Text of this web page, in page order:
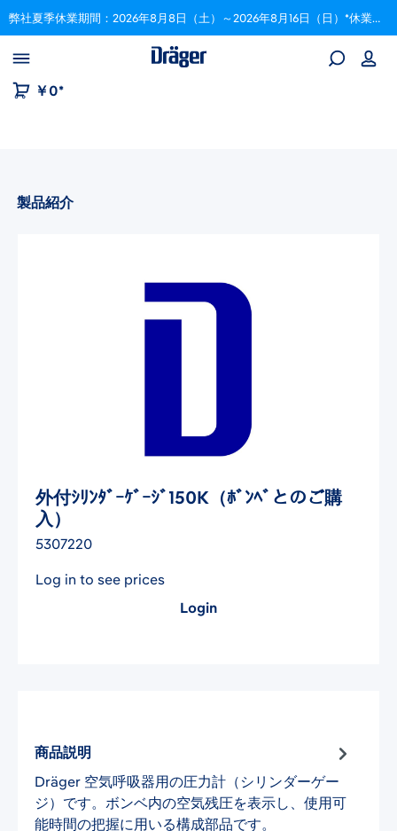
to B2B platform navigation 弊社夏季休業期間：2026年8月8日（土）～2026年8月16日（日）*休業期間中にいただいたご注文は、8月17日以降順次対応いたします。
￥0*
製品紹介
画像ギャラリーをスキップ
外付ｼﾘﾝﾀﾞｰｹﾞｰｼﾞ150K（ﾎﾞﾝﾍﾞとのご購
入）
5307220
Log in to see prices
Login
商品説明
Dräger 空気呼吸器用の圧力計（シリンダーゲー
ジ）です。ボンベ内の空気残圧を表示し、使用可
能時間の把握に用いる構成部品です。